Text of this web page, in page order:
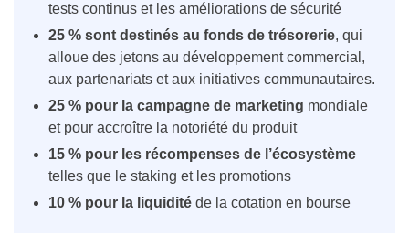
tests continus et les améliorations de sécurité
25 % sont destinés au fonds de trésorerie, qui
alloue des jetons au développement commercial,
aux partenariats et aux initiatives communautaires.
25 % pour la campagne de marketing mondiale
et pour accroître la notoriété du produit
15 % pour les récompenses de l’écosystème
telles que le staking et les promotions
10 % pour la liquidité de la cotation en bourse